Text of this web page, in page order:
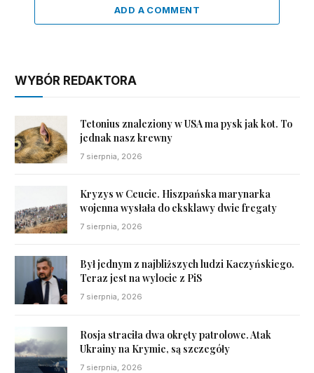
ADD A COMMENT
WYBÓR REDAKTORA
Tetonius znaleziony w USA ma pysk jak kot. To
jednak nasz krewny
7 sierpnia, 2026
Kryzys w Ceucie. Hiszpańska marynarka
wojenna wysłała do eksklawy dwie fregaty
7 sierpnia, 2026
Był jednym z najbliższych ludzi Kaczyńskiego.
Teraz jest na wylocie z PiS
7 sierpnia, 2026
Rosja straciła dwa okręty patrolowe. Atak
Ukrainy na Krymie, są szczegóły
7 sierpnia, 2026